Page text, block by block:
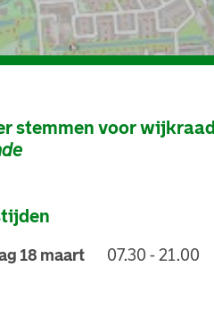
stemmen voor wijkraad
18 maart 07.30 - 21.00